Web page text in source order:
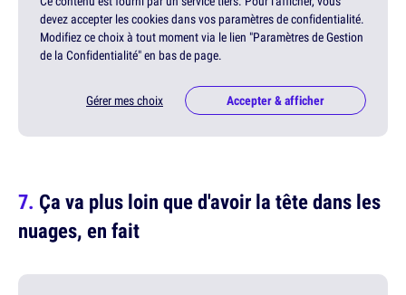
devez accepter les cookies dans vos paramètres de confidentialité.
Modifiez ce choix à tout moment via le lien "Paramètres de Gestion
de la Confidentialité" en bas de page.
Gérer mes choix Accepter & afficher
Ça va plus loin que d'avoir la tête dans les
nuages, en fait